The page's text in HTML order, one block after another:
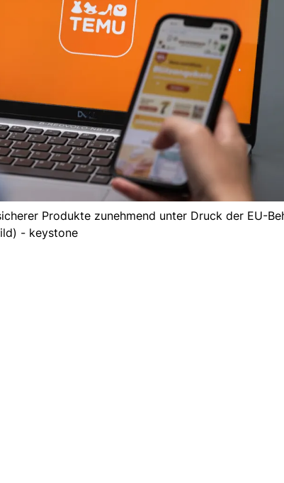
Produkte zunehmend unter Druck der EU-
- keystone